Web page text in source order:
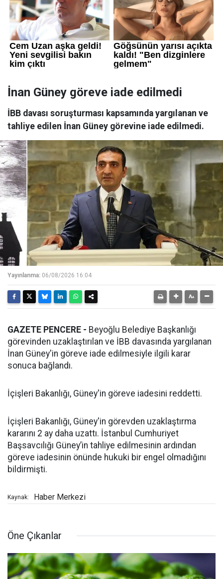
İnan Güney göreve iade edilmedi
İBB davası soruşturması kapsamında yargılanan ve
tahliye edilen İnan Güney görevine iade edilmedi.
Yayınlanma: 06/08/2026 16:04
GAZETE PENCERE - Beyoğlu Belediye Başkanlığı
görevinden uzaklaştırılan ve İBB davasında yargılanan
İnan Güney'in göreve iade edilmesiyle ilgili karar
sonuca bağlandı.
İçişleri Bakanlığı, Güney'in göreve iadesini reddetti.
İçişleri Bakanlığı, Güney'in görevden uzaklaştırma
kararını 2 ay daha uzattı. İstanbul Cumhuriyet
Başsavcılığı Güney’in tahliye edilmesinin ardından
göreve iadesinin önünde hukuki bir engel olmadığını
bildirmişti.
Kaynak: Haber Merkezi
Öne Çıkanlar